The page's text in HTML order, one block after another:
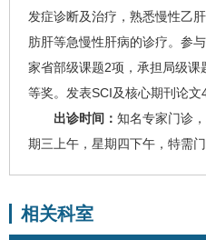
发症诊断及治疗，熟悉慢性乙
肪肝等急慢性肝病的诊疗。参
家省部级课题2项，承担局级
等奖。发表SCI及核心期刊论文
出诊时间： 知名专家门诊
期三上午，星期四下午，特需门
相关科室